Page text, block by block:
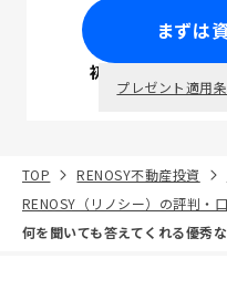
まずは
初回面談で
プレゼント適用
TOP RENOSY不動産投資
RENOSY（リノシー）の評判・
何を聞いても答えてくれる優秀